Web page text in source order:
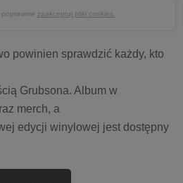
poprawnie zaakceptuj pliki cookies.
powinien sprawdzić każdy, kto
Grubsona. Album w
merch, a
edycji winylowej jest dostępny